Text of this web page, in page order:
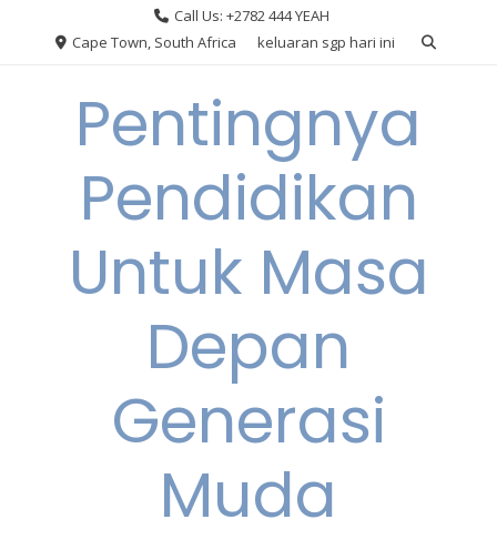
Call Us: +2782 444 YEAH
Cape Town, South Africa
keluaran sgp hari ini
Pentingnya
Pendidikan
Untuk Masa
Depan
Generasi
Muda